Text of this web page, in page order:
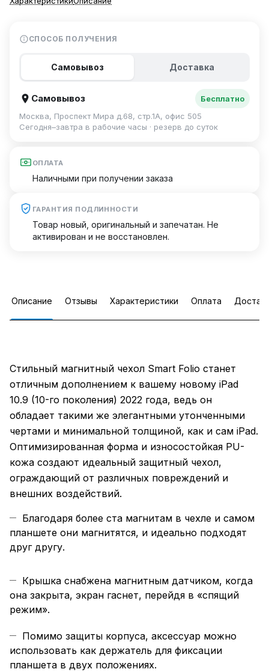
СПОСОБ ПОЛУЧЕНИЯ
Самовывоз Доставка
Самовывоз
Бесплатно
Москва, Проспект Мира д.68, стр.1А, офис 505
Сегодня–завтра в рабочие часы · резерв до суток
ОПЛАТА
Наличными при получении заказа
ГАРАНТИЯ ПОДЛИННОСТИ
Товар новый, оригинальный и запечатан. Не
активирован и не восстановлен.
Описание Отзывы Характеристики Оплата
Стильный магнитный чехол Smart Folio станет
отличным дополнением к вашему новому iPad
10.9 (10-го поколения) 2022 года, ведь он
обладает такими же элегантными утонченными
чертами и минимальной толщиной, как и сам iPad.
Оптимизированная форма и износостойкая PU-
кожа создают идеальный защитный чехол,
ограждающий от различных повреждений и
внешних воздействий.
Благодаря более ста магнитам в чехле и самом
планшете они магнитятся, и идеально подходят
друг другу.
Крышка снабжена магнитным датчиком, когда
она закрыта, экран гаснет, перейдя в «спящий
режим».
Помимо защиты корпуса, аксессуар можно
использовать как держатель для фиксации
планшета в двух положениях.